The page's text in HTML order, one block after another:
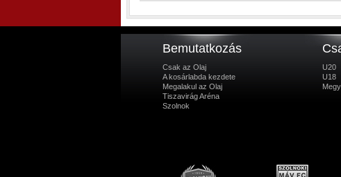
Bemutatkozás
Csak az Olaj
A kosárlabda kezdete
Megalakul az Olaj
Tiszavirág Aréna
Szolnok
U20
U18